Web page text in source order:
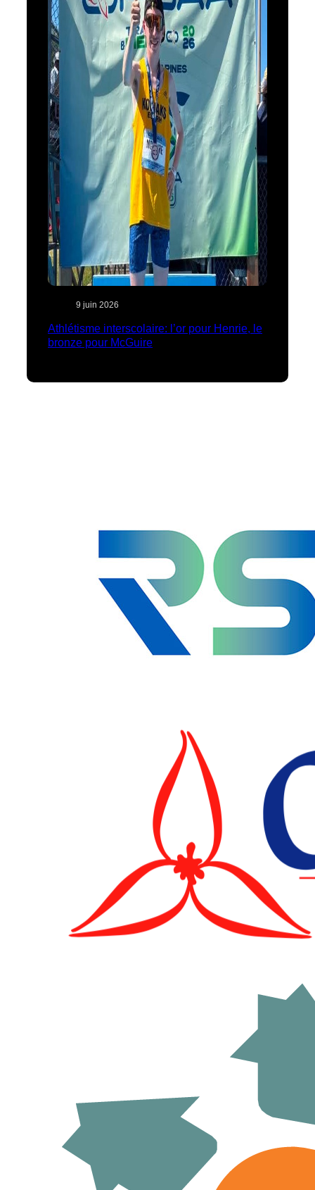
9 juin 2026
Athlétisme interscolaire: l’or pour Henrie, le
bronze pour McGuire